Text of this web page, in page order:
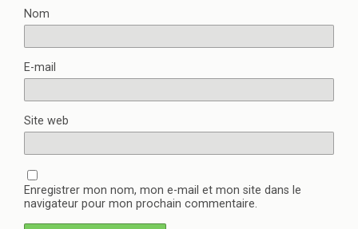
Nom
E-mail
Site web
Enregistrer mon nom, mon e-mail et mon site dans le
navigateur pour mon prochain commentaire.